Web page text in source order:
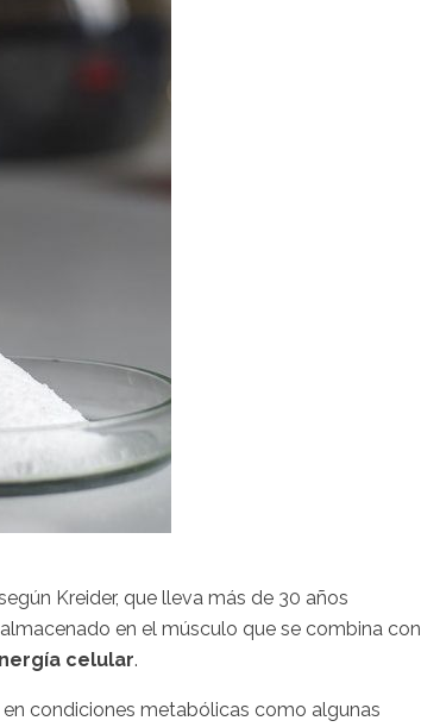
Kreider, que lleva más de 30 años
almacenado en el músculo que se combina con
celular.
condiciones metabólicas como algunas